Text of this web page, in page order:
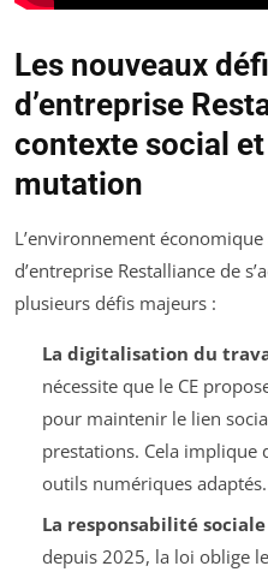
Les nouveaux
d’entreprise
contexte social
mutation
L’environnement
d’entreprise Restalliance de
plusieurs défis majeurs :
La digitalisation du
nécessite que le CE
pour maintenir le lien
prestations. Cela implique
outils numériques adaptés.
La responsabilité
depuis 2025, la loi oblige